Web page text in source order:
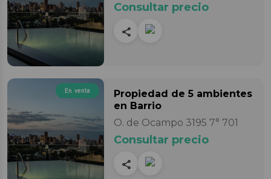
Consultar precio
En venta Propiedad de 5 ambientes
en Barrio
O. de Ocampo 3195 7° 701
Consultar precio